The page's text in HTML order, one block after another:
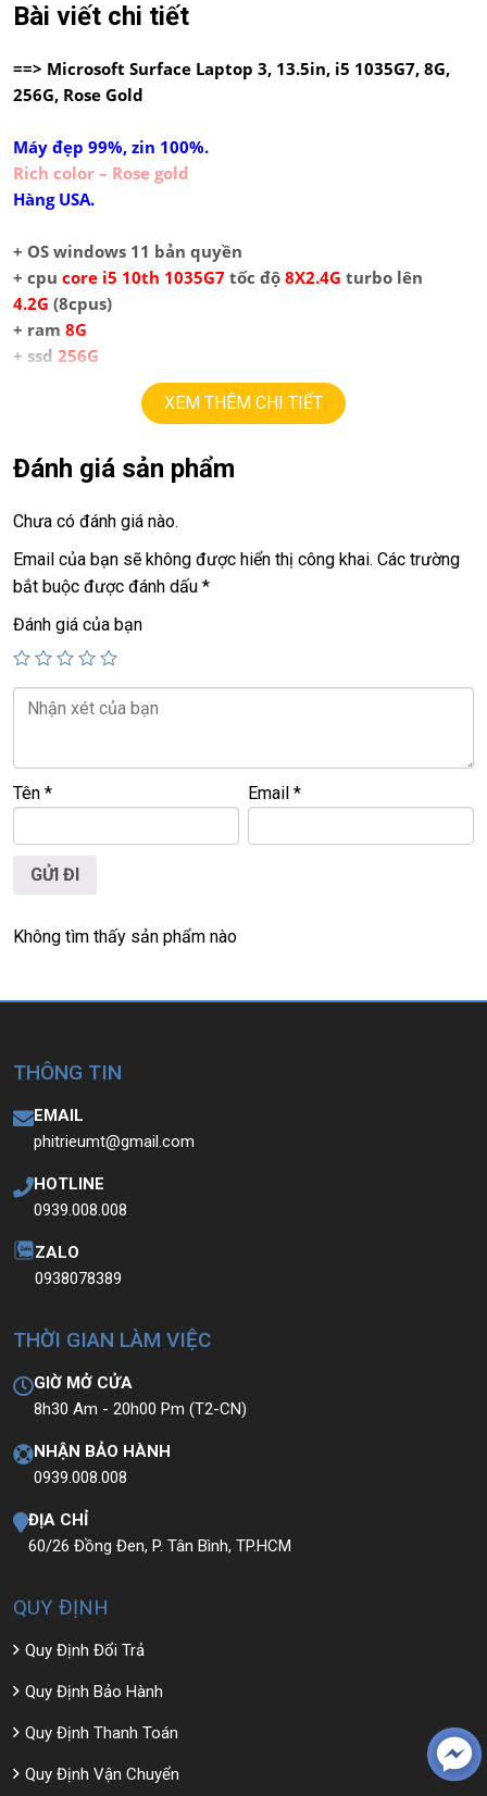
Bài viết chi tiết
==> Microsoft Surface Laptop 3, 13.5in, i5 1035G7, 8G,
256G, Rose Gold
Máy đẹp 99%, zin 100%.
Rich color – Rose gold
Hàng USA.
+ OS windows 11 bản quyền
+ cpu core i5 10th 1035G7 tốc độ 8X2.4G turbo lên
4.2G (8cpus)
+ ram 8G
+ ssd 256G
IPS QHD( 2256 x 1504 ),
+ pin 6h-8h
+ usb 3.0, camera, usb type C
=========================================
LAPTOP TRIỀU PHÁT – UY TÍN – CHẤT LƯỢNG – GIÁ RẺ.
ĐC: 60/26 Đồng Đen, p.14, Tân Bình
<<< Tất cả sản phẩm Laptop Triều Phát đều được bao ra
hãng check! >>
XEM THÊM CHI TIẾT
Đánh giá sản phẩm
Chưa có đánh giá nào.
Email của bạn sẽ không được hiển thị công khai. Các trường
bắt buộc được đánh dấu *
Đánh giá của bạn
Tên * Email*
Không tìm thấy sản phẩm nào
THÔNG TIN
EMAIL
phitrieumt@gmail.com
HOTLINE
0939.008.008
ZALO
0938078389
THỜI GIAN LÀM VIỆC
GIỜ MỞ CỬA
8h30 Am - 20h00 Pm (T2-CN)
NHẬN BẢO HÀNH
0939.008.008
ĐỊA CHỈ
60/26 Đồng Đen, P. Tân Bình, TP.HCM
QUY ĐỊNH
Quy Định Đổi Trả
Quy Định Bảo Hành
Quy Định Thanh Toán
Quy Định Vận Chuyển